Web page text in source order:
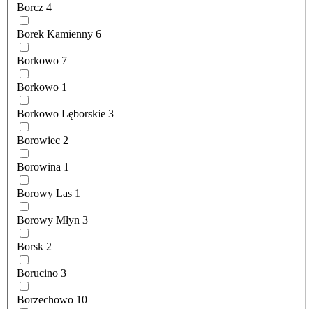
Borcz 4
Borek Kamienny 6
Borkowo 7
Borkowo 1
Borkowo Lęborskie 3
Borowiec 2
Borowina 1
Borowy Las 1
Borowy Młyn 3
Borsk 2
Borucino 3
Borzechowo 10